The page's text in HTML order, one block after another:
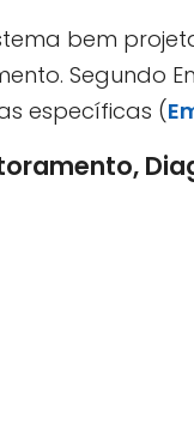
bem
Segundo
específicas (